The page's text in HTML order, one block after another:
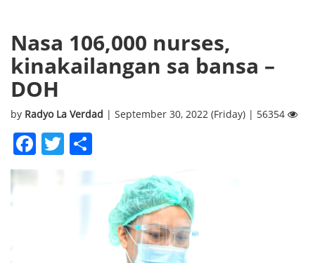
Nasa 106,000 nurses,
kinakailangan sa bansa –
DOH
by Radyo La Verdad | September 30, 2022 (Friday) | 56354
Facebook
Twitter